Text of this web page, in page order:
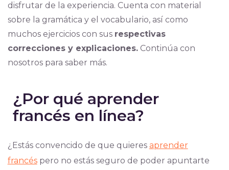
disfrutar de la experiencia. Cuenta con material
sobre la gramática y el vocabulario, así como
muchos ejercicios con sus respectivas
correcciones y explicaciones.Continúa con
nosotros para saber más.
¿Por qué aprender
francés en línea?
¿Estás convencido de que quieres aprender
francéspero no estás seguro de poder apuntarte